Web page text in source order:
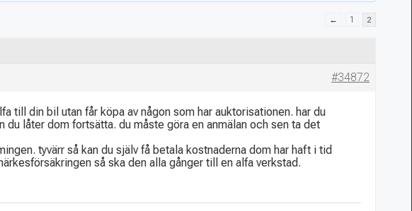
← 1 2
#34872
till din bil utan får köpa av någon som har auktorisationen. har du
låter dom fortsätta. du måste göra en anmälan och sen ta det
tyvärr så kan du själv få betala kostnaderna dom har haft i tid
så ska den alla gånger till en alfa verkstad.